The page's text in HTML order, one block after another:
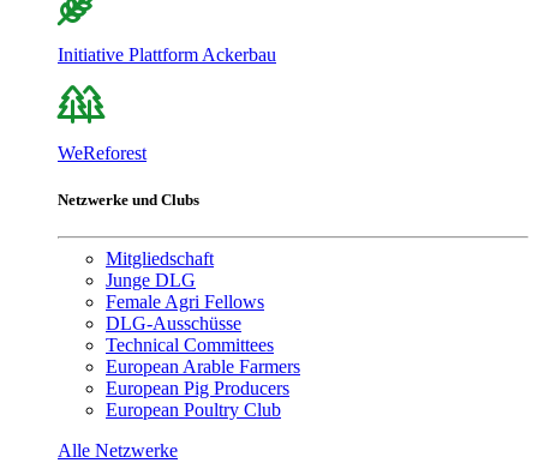
Initiative Plattform Ackerbau
WeReforest
Netzwerke und Clubs
Mitgliedschaft
Junge DLG
Female Agri Fellows
DLG-Ausschüsse
Technical Committees
European Arable Farmers
European Pig Producers
European Poultry Club
Alle Netzwerke